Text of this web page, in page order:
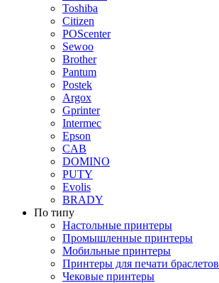
Toshiba
Citizen
POScenter
Sewoo
Brother
Pantum
Postek
Argox
Gprinter
Intermec
Epson
CAB
DOMINO
PUTY
Evolis
BRADY
По типу
Настольные принтеры
Промышленные принтеры
Мобильные принтеры
Принтеры для печати браслетов
Чековые принтеры